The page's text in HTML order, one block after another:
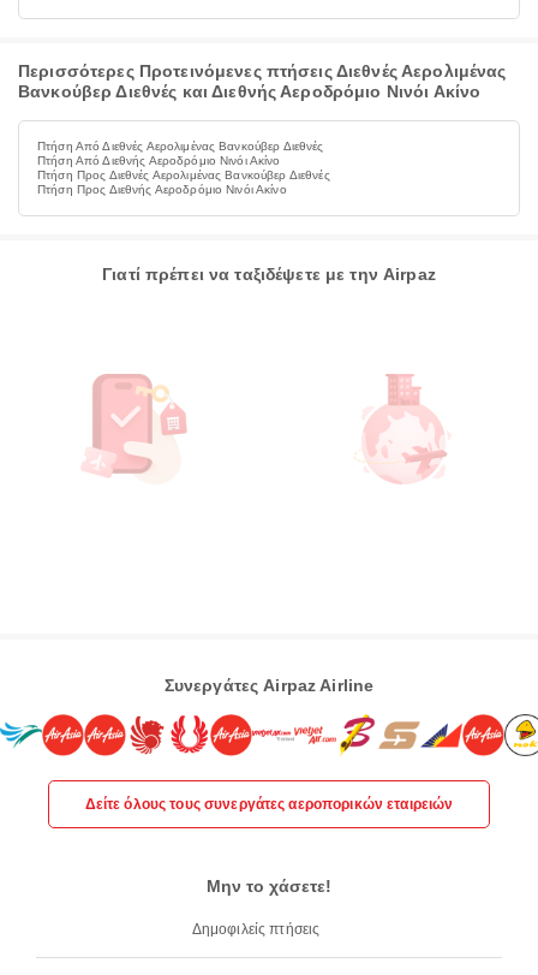
Περισσότερες Προτεινόμενες πτήσεις Διεθνές Αερολιμένας
Βανκούβερ Διεθνές και Διεθνής Αεροδρόμιο Νινόι Ακίνο
Πτήση Από Διεθνές Αερολιμένας Βανκούβερ Διεθνές
Πτήση Από Διεθνής Αεροδρόμιο Νινόι Ακίνο
Πτήση Προς Διεθνές Αερολιμένας Βανκούβερ Διεθνές
Πτήση Προς Διεθνής Αεροδρόμιο Νινόι Ακίνο
Γιατί πρέπει να ταξιδέψετε με την Airpaz
Συνεργάτες Airpaz Airline
Δείτε όλους τους συνεργάτες αεροπορικών εταιρειών
Μην το χάσετε!
Δημοφιλείς πτήσεις